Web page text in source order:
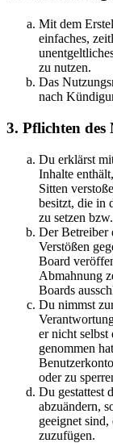
Mit dem
einfaches,
zu nutzen.
Das
nach
3. Pflichten des
Du erklärst
Inhalte
Sitten
besitzt, die in
zu setzen
Der Betreiber
Verstößen
Board
Abmahnung
Boards
Du nimmst
er nicht
genommen
oder zu
Du gestattest
abzuändern,
geeignet
zuzufügen.